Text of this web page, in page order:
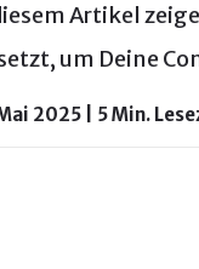
Artikel
um Deine
2025 | 5 Min.